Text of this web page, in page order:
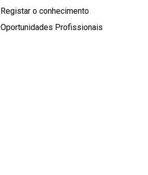
Registar o conhecimento
Oportunidades Profissionais